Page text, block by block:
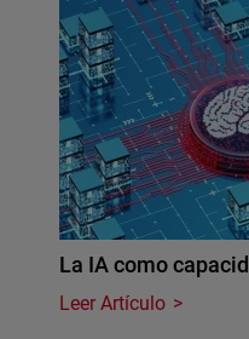
La IA como
Leer Artículo